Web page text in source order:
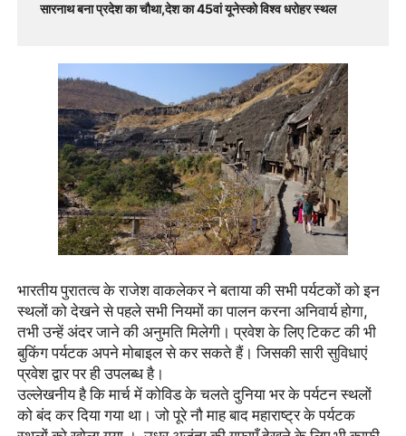
सारनाथ बना प्रदेश का चौथा,देश का 45वां यूनेस्को विश्व धरोहर स्थल
भारतीय पुरातत्व के राजेश वाकलेकर ने बताया की सभी पर्यटकों को इन
स्थलों को देखने से पहले सभी नियमों का पालन करना अनिवार्य होगा,
तभी उन्हें अंदर जाने की अनुमति मिलेगी। प्रवेश के लिए टिकट की भी
बुकिंग पर्यटक अपने मोबाइल से कर सकते हैं। जिसकी सारी सुविधाएं
प्रवेश द्वार पर ही उपलब्ध है।
उल्लेखनीय है कि मार्च में कोविड के चलते दुनिया भर के पर्यटन स्थलों
को बंद कर दिया गया था। जो पूरे नौ माह बाद महाराष्ट्र के पर्यटक